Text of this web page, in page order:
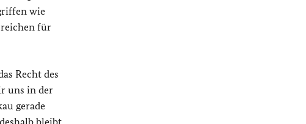
wie
reichen für
Recht des
uns in der
gerade
bleibt